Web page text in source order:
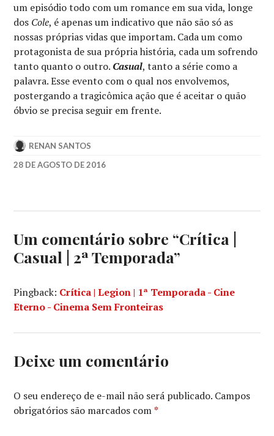
um episódio todo com um romance em sua vida, longe
dos Cole, é apenas um indicativo que não são só as
nossas próprias vidas que importam. Cada um como
protagonista de sua própria história, cada um sofrendo
tanto quanto o outro. Casual, tanto a série como a
palavra. Esse evento com o qual nos envolvemos,
postergando a tragicômica ação que é aceitar o quão
óbvio se precisa seguir em frente.
RENAN SANTOS
28 DE AGOSTO DE 2016
JASON
REITMAN,
MARIELLE
WATKINS
Um comentário sobre “Crítica |
Casual | 2ª Temporada”
Pingback: Crítica | Legion | 1ª Temporada - Cine
Eterno - Cinema Sem Fronteiras
Deixe um comentário
O seu endereço de e-mail não será publicado. Campos
obrigatórios são marcados com*